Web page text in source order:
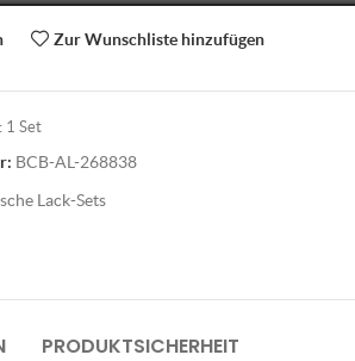
Zur Wunschliste hinzufügen
1 Set
BCB-AL-268838
Lack-Sets
PRODUKTSICHERHEIT